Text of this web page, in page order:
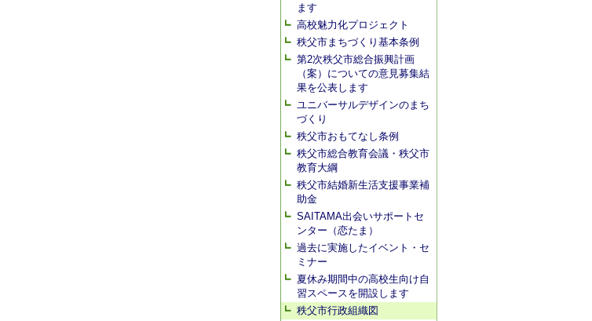
ます
高校魅力化プロジェクト
秩父市まちづくり基本条例
第2次秩父市総合振興計画
（案）についての意見募集結
果を公表します
ユニバーサルデザインのまち
づくり
秩父市おもてなし条例
秩父市総合教育会議・秩父市
教育大綱
秩父市結婚新生活支援事業補
助金
SAITAMA出会いサポートセ
ンター（恋たま）
過去に実施したイベント・セ
ミナー
夏休み期間中の高校生向け自
習スペースを開設します
秩父市行政組織図